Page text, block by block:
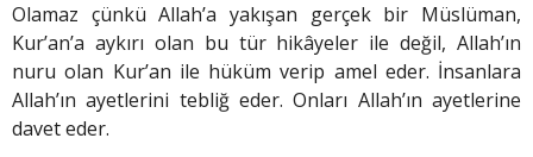
Olamaz çünkü Allah’a yakışan gerçek bir Müslüman,
Kur’an’a aykırı olan bu tür hikâyeler ile değil, Allah’ın
nuru olan Kur’an ile hüküm verip amel eder. İnsanlara
Allah’ın ayetlerini tebliğ eder. Onları Allah’ın ayetlerine
davet eder.